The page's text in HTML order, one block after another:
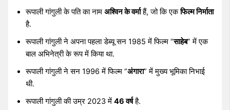
रूपाली गांगुली के पति का नामअश्विन के वर्माहैं, जो कि एकफिल्म निर्माता
है.
रूपाली गांगुली ने अपना पहला डेब्यू सन 1985 में फिल्म “साहेब” में एक
बाल अभिनेत्री के रूप में किया था.
रूपाली गांगुली ने सन 1996 में फिल्म “अंगारा” में मुख्य भूमिका निभाई
थी.
रूपाली गांगुली की उम्र 2023 में46 वर्षहै.